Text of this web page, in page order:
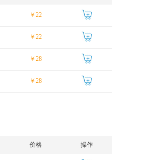
￥22
￥22
￥28
￥28
价格 操作